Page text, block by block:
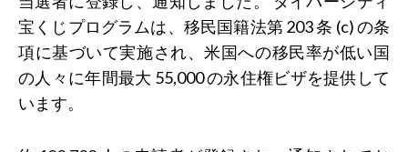
宝くじプログラムは、移民国籍法第 203 条 (c) の条
項に基づいて実施され、米国への移民率が低い国
の人々に年間最大 55,000 の永住権ビザを提供して
います。